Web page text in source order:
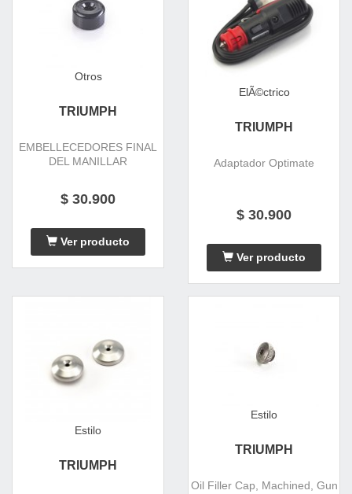
Otros
TRIUMPH
EMBELLECEDORES FINAL
DEL MANILLAR
$ 30.900
Ver producto
ElÃ©ctrico
TRIUMPH
Adaptador Optimate
$ 30.900
Ver producto
Estilo
TRIUMPH
Estilo
TRIUMPH
Oil Filler Cap, Machined, Gun